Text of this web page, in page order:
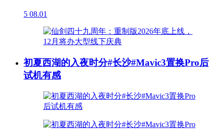
5 08.01
初夏西湖的入夜时分#长沙#Mavic3置换Pro后
试机有感